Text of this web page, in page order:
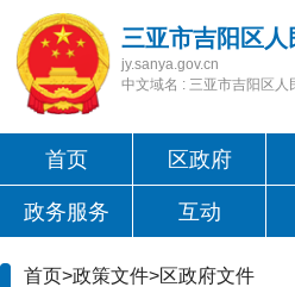
三亚市吉阳区人
jy.sanya.gov.cn
中文域名 : 三亚市吉阳区人
首页 区政府
政务服务 互动
首页>政策文件>区政府文件